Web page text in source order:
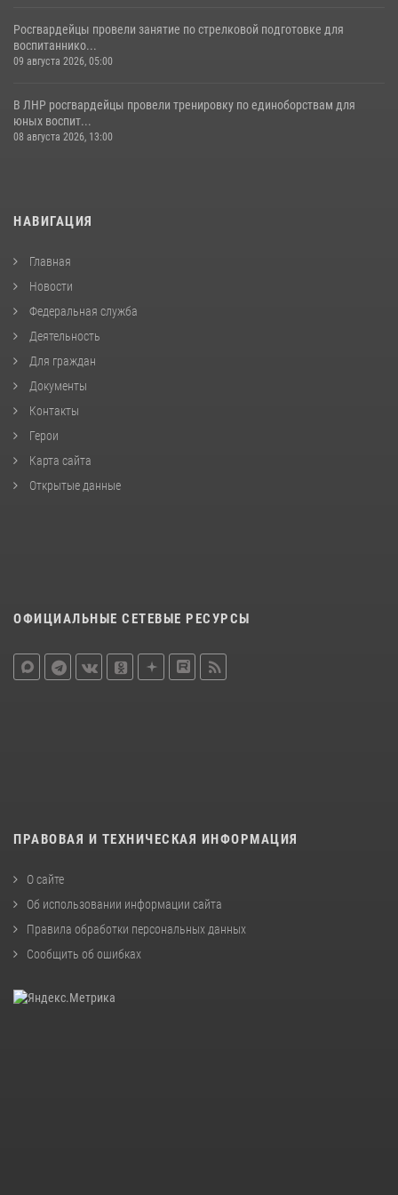
Росгвардейцы провели занятие по стрелковой подготовке для
воспитаннико...
09 августа 2026, 05:00
В ЛНР росгвардейцы провели тренировку по единоборствам для
юных воспит...
08 августа 2026, 13:00
НАВИГАЦИЯ
Главная
Новости
Федеральная служба
Деятельность
Для граждан
Документы
Контакты
Герои
Карта сайта
Открытые данные
ОФИЦИАЛЬНЫЕ СЕТЕВЫЕ РЕСУРСЫ
ПРАВОВАЯ И ТЕХНИЧЕСКАЯ ИНФОРМАЦИЯ
О сайте
Об использовании информации сайта
Правила обработки персональных данных
Сообщить об ошибках